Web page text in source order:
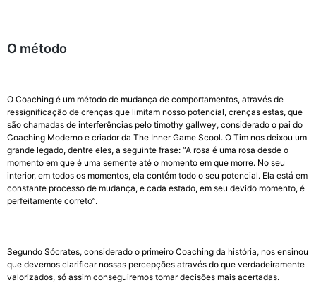
O método
O Coaching é um método de mudança de comportamentos, através de
ressignificação de crenças que limitam nosso potencial, crenças estas, que
são chamadas de interferências pelo timothy gallwey, considerado o pai do
Coaching Moderno e criador da The Inner Game Scool. O Tim nos deixou um
grande legado, dentre eles, a seguinte frase: “A rosa é uma rosa desde o
momento em que é uma semente até o momento em que morre. No seu
interior, em todos os momentos, ela contém todo o seu potencial. Ela está em
constante processo de mudança, e cada estado, em seu devido momento, é
perfeitamente correto”.
Segundo Sócrates, considerado o primeiro Coaching da história, nos ensinou
que devemos clarificar nossas percepções através do que verdadeiramente
valorizados, só assim conseguiremos tomar decisões mais acertadas.